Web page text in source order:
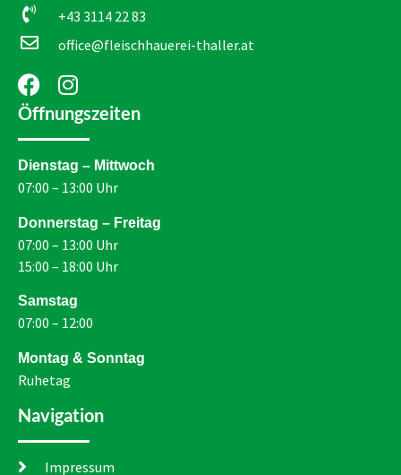
+43 3114 22 83
office@fleischhauerei-thaller.at
Öffnungszeiten
Dienstag – Mittwoch
07:00 – 13:00 Uhr
Donnerstag – Freitag
07:00 – 13:00 Uhr
15:00 – 18:00 Uhr
Samstag
07:00 – 12:00
Montag & Sonntag
Ruhetag
Navigation
Impressum